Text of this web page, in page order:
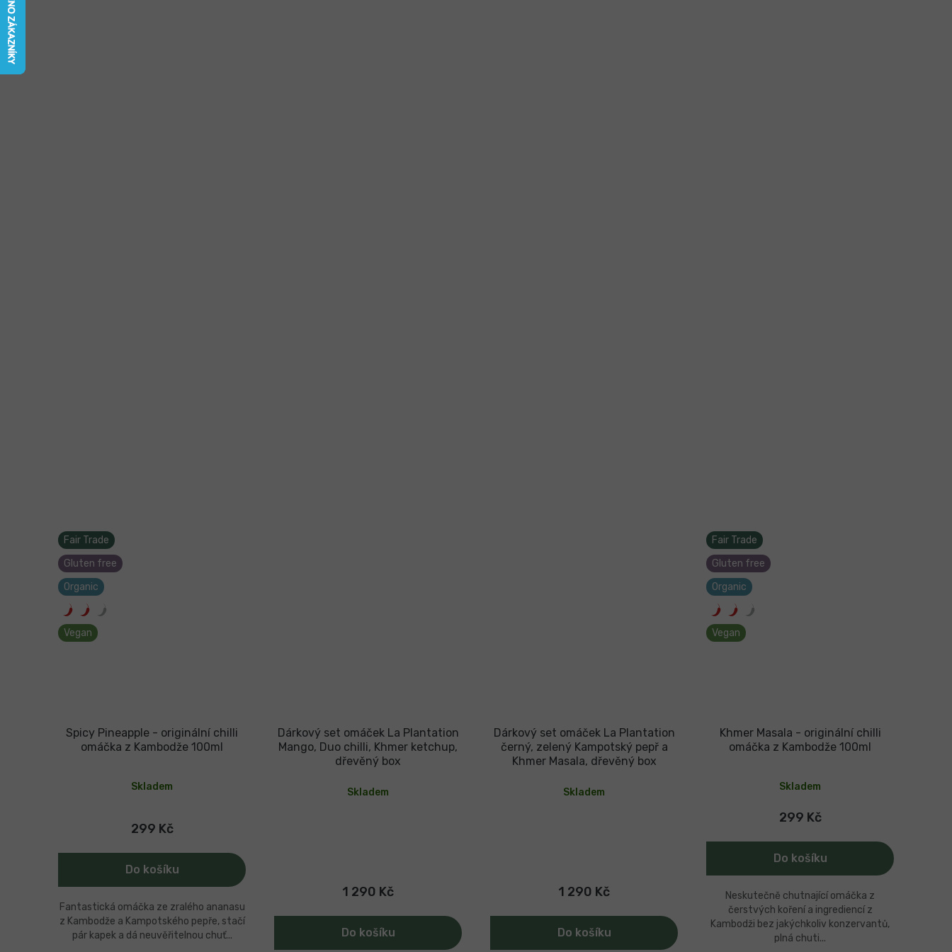
Fair Trade
Gluten free
Organic
Vegan
Spicy Pineapple - originální chilli
omáčka z Kambodže 100ml
hodnocení
produktu
Skladem
299 Kč
Do košíku
Fantastická omáčka ze zralého ananasu
z Kambodže a Kampotského pepře, stačí
pár kapek a dá neuvěřitelnou chuť...
Dárkový set omáček La Plantation
Mango, Duo chilli, Khmer ketchup,
dřevěný box
Skladem
1 290 Kč
Do košíku
Dárkový set omáček La Plantation
černý, zelený Kampotský pepř a
Khmer Masala, dřevěný box
Skladem
1 290 Kč
Do košíku
Fair Trade
Gluten free
Organic
Vegan
Khmer Masala - originální chilli
omáčka z Kambodže 100ml
hodnocení
produktu
5,0
Skladem
299 Kč
Do košíku
Neskutečně chutnající omáčka z
čerstvých koření a ingrediencí z
Kambodži bez jakýchkoliv konzervantů,
plná chuti...